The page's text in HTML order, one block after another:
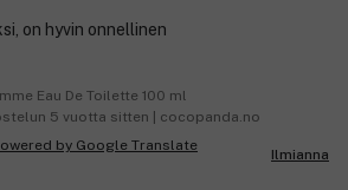
on hyvin onnellinen
Eau De Toilette 100 ml
5 vuotta sitten | cocopanda.no
Ilmianna